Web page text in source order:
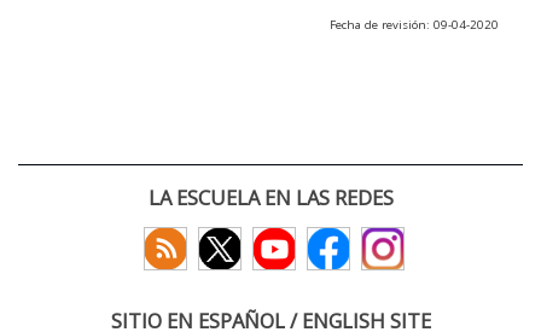
Fecha de revisión: 09-04-2020
LA ESCUELA EN LAS REDES
SITIO EN ESPAÑOL / ENGLISH SITE